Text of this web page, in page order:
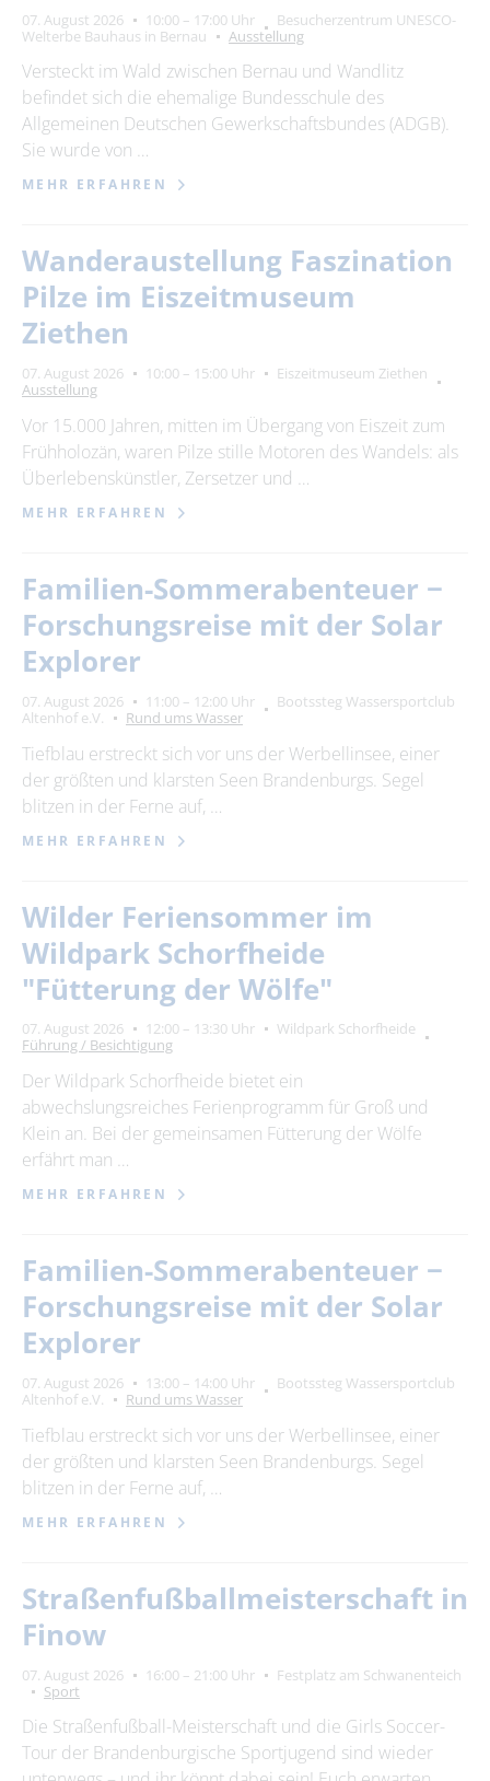
07. August 2026 10:00 – 17:00 Uhr
Besucherzentrum UNESCO-
Welterbe Bauhaus in Bernau
Ausstellung
Versteckt im Wald zwischen Bernau und Wandlitz
befindet sich die ehemalige Bundesschule des
Allgemeinen Deutschen Gewerkschaftsbundes (ADGB).
Sie wurde von …
MEHR ERFAHREN
Wanderaustellung Faszination
Pilze im Eiszeitmuseum
Ziethen
07. August 2026 10:00 – 15:00 Uhr
Eiszeitmuseum Ziethen
Ausstellung
Vor 15.000 Jahren, mitten im Übergang von Eiszeit zum
Frühholozän, waren Pilze stille Motoren des Wandels: als
Überlebenskünstler, Zersetzer und …
MEHR ERFAHREN
Familien-Sommerabenteuer −
Forschungsreise mit der Solar
Explorer
07. August 2026 11:00 – 12:00 Uhr
Bootssteg Wassersportclub
Altenhof e.V.
Rund ums Wasser
Tiefblau erstreckt sich vor uns der Werbellinsee, einer
der größten und klarsten Seen Brandenburgs. Segel
blitzen in der Ferne auf, …
MEHR ERFAHREN
Wilder Feriensommer im
Wildpark Schorfheide
"Fütterung der Wölfe"
07. August 2026 12:00 – 13:30 Uhr
Wildpark Schorfheide
Führung / Besichtigung
Der Wildpark Schorfheide bietet ein
abwechslungsreiches Ferienprogramm für Groß und
Klein an. Bei der gemeinsamen Fütterung der Wölfe
erfährt man …
MEHR ERFAHREN
Familien-Sommerabenteuer −
Forschungsreise mit der Solar
Explorer
07. August 2026 13:00 – 14:00 Uhr
Bootssteg Wassersportclub
Altenhof e.V.
Rund ums Wasser
Tiefblau erstreckt sich vor uns der Werbellinsee, einer
der größten und klarsten Seen Brandenburgs. Segel
blitzen in der Ferne auf, …
MEHR ERFAHREN
Straßenfußballmeisterschaft in
Finow
07. August 2026 16:00 – 21:00 Uhr
Festplatz am Schwanenteich
Sport
Die Straßenfußball-Meisterschaft und die Girls Soccer-
Tour der Brandenburgische Sportjugend sind wieder